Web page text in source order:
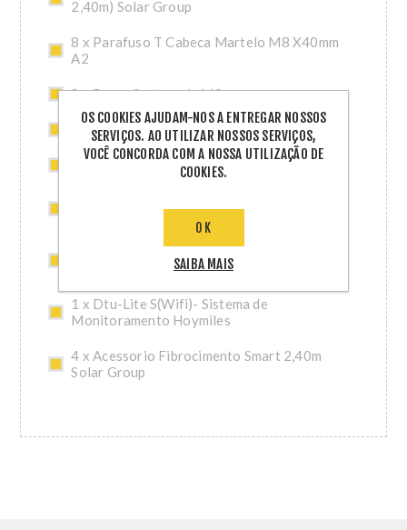
2,40m) Solar Group
8 x Parafuso T Cabeca Martelo M8 X40mm
A2
8 x Porca Sextavada M8
4 x Conector Hoymiles (Hms)
2 x Tampa Final Femea Hoymiles - Ca (Hms)
3 x Ferramenta de Desbloqueio Do Conector
1 x Dtu-Lite S(Wifi)- Sistema de
Monitoramento Hoymiles
4 x Acessorio Fibrocimento Smart 2,40m
Solar Group
OS COOKIES AJUDAM-NOS A ENTREGAR NOSSOS
SERVIÇOS. AO UTILIZAR NOSSOS SERVIÇOS,
VOCÊ CONCORDA COM A NOSSA UTILIZAÇÃO DE
COOKIES.
OK
SAIBA MAIS